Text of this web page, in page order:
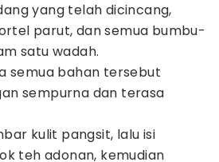
yang telah dicincang,
parut, dan semua bumbu-
satu wadah.
semua bahan tersebut
sempurna dan terasa
kulit pangsit, lalu isi
teh adonan, kemudian